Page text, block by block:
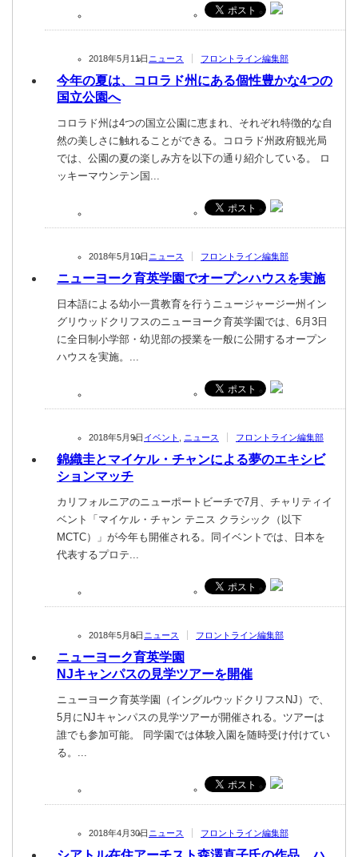
2018年5月11日 ニュース フロントライン編集部
今年の夏は、コロラド州にある個性豊かな4つの
国立公園へ
コロラド州は4つの国立公園に恵まれ、それぞれ特徴的な自
然の美しさに触れることができる。コロラド州政府観光局
では、公園の夏の楽しみ方を以下の通り紹介している。 ロ
ッキーマウンテン国...
2018年5月10日 ニュース フロントライン編集部
ニューヨーク育英学園でオープンハウスを実施
日本語による幼小一貫教育を行うニュージャージー州イン
グリウッドクリフスのニューヨーク育英学園では、6月3日
に全日制小学部・幼児部の授業を一般に公開するオープン
ハウスを実施。...
2018年5月9日 イベント ニュース フロントライン編集部
錦織圭とマイケル・チャンによる夢のエキシビ
ションマッチ
カリフォルニアのニューポートビーチで7月、チャリティイ
ベント「マイケル・チャン テニス クラシック（以下
MCTC）」が今年も開催される。同イベントでは、日本を
代表するプロテ...
2018年5月8日 ニュース フロントライン編集部
ニューヨーク育英学園
NJキャンパスの見学ツアーを開催
ニューヨーク育英学園（イングルウッドクリフスNJ）で、
5月にNJキャンパスの見学ツアーが開催される。ツアーは
誰でも参加可能。 同学園では体験入園を随時受け付けてい
る。...
2018年4月30日 ニュース フロントライン編集部